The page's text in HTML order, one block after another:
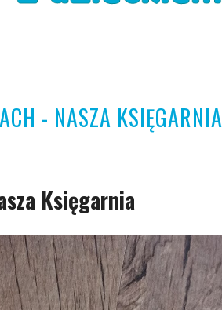
- NASZA KSIĘGARNIA
Księgarnia